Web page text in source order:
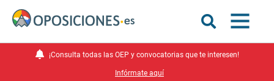
¡Consulta todas las OEP y convocatorias que te interesen!
Infórmate aquí